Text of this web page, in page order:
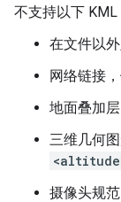
不支持以下 KML
在文件以
网络链接
地面叠加
三维几何
摄像头规